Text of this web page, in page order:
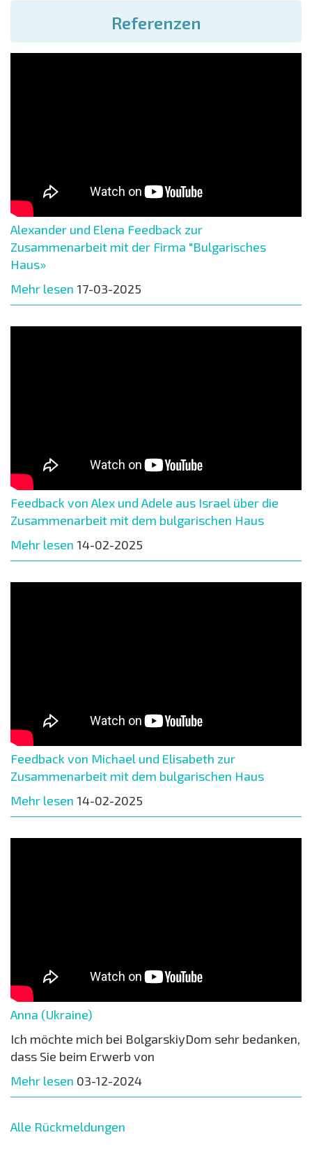
Referenzen
Alexander und Elena Feedback zur
Zusammenarbeit mit der Firma "Bulgarisches
Haus»
Mehr lesen 17-03-2025
Feedback von Alex und Adele aus Israel über die
Zusammenarbeit mit dem bulgarischen Haus
Mehr lesen 14-02-2025
Feedback von Michael und Elisabeth zur
Zusammenarbeit mit dem bulgarischen Haus
Mehr lesen 14-02-2025
Anna (Ukraine)
Ich möchte mich bei BolgarskiyDom sehr bedanken,
dass Sie beim Erwerb von
Mehr lesen 03-12-2024
Alle Rückmeldungen